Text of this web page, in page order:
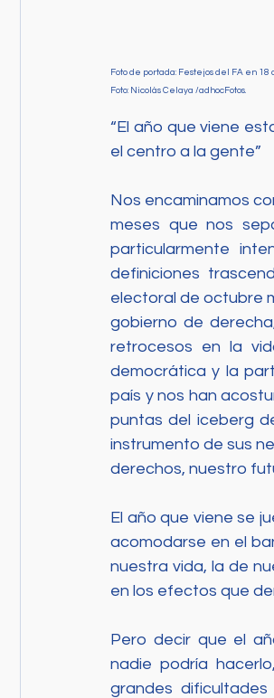
Foto de portada: Festejos del FA en
Foto: Nicolás Celaya /adhocFotos.
“El año que viene
el centro a la gente”
Nos encaminamos
meses que nos
particularmente
definiciones
electoral de octubre
gobierno de
retrocesos en la
democrática y la
país y nos han
puntas del iceberg
instrumento de sus
derechos, nuestro
El año que viene se
acomodarse en el
nuestra vida, la de
en los efectos que
Pero decir que el
nadie podría
grandes